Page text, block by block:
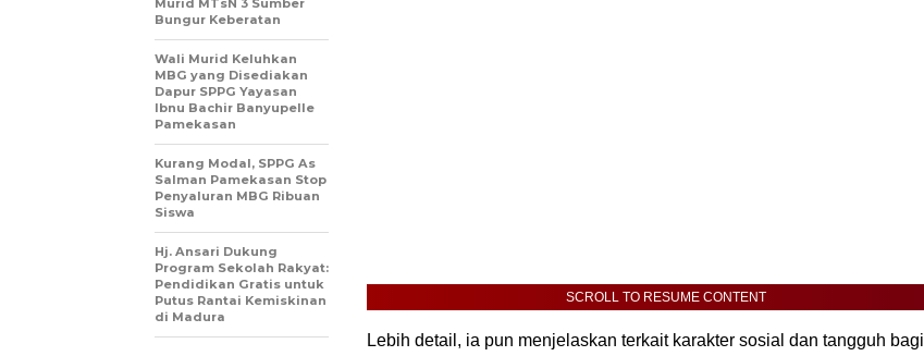
SCROLL TO RESUME CONTENT
Lebih detail, ia pun menjelaskan terkait karakter sosial dan tangguh bagi
Murid MTsN 3 Sumber
Bungur Keberatan
Wali Murid Keluhkan
MBG yang Disediakan
Dapur SPPG Yayasan
Ibnu Bachir Banyupelle
Pamekasan
Kurang Modal, SPPG As
Salman Pamekasan Stop
Penyaluran MBG Ribuan
Siswa
Hj. Ansari Dukung
Program Sekolah Rakyat:
Pendidikan Gratis untuk
Putus Rantai Kemiskinan
di Madura